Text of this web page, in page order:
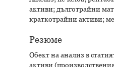
активи; дълготрайни
краткотрайни активи;
Резюме
Обект на анализ в
активи